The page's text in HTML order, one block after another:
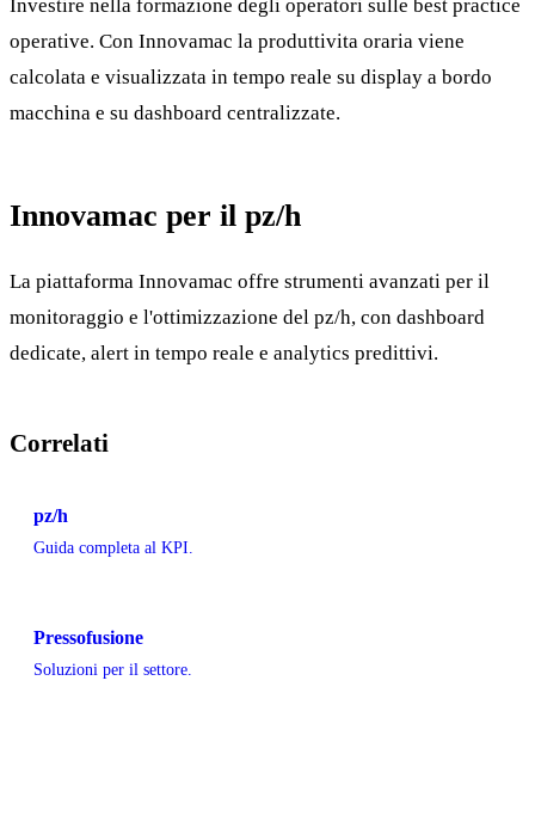
Investire nella formazione degli operatori sulle best practice
operative. Con Innovamac la produttivita oraria viene
calcolata e visualizzata in tempo reale su display a bordo
macchina e su dashboard centralizzate.
Innovamac per il pz/h
La piattaforma Innovamac offre strumenti avanzati per il
monitoraggio e l'ottimizzazione del pz/h, con dashboard
dedicate, alert in tempo reale e analytics predittivi.
Correlati
pz/h
Guida completa al KPI.
Pressofusione
Soluzioni per il settore.